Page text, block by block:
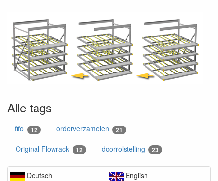
Alle tags
fifo 12 orderverzamelen 21
Original Flowrack 12 doorrolstelling 23
Deutsch English